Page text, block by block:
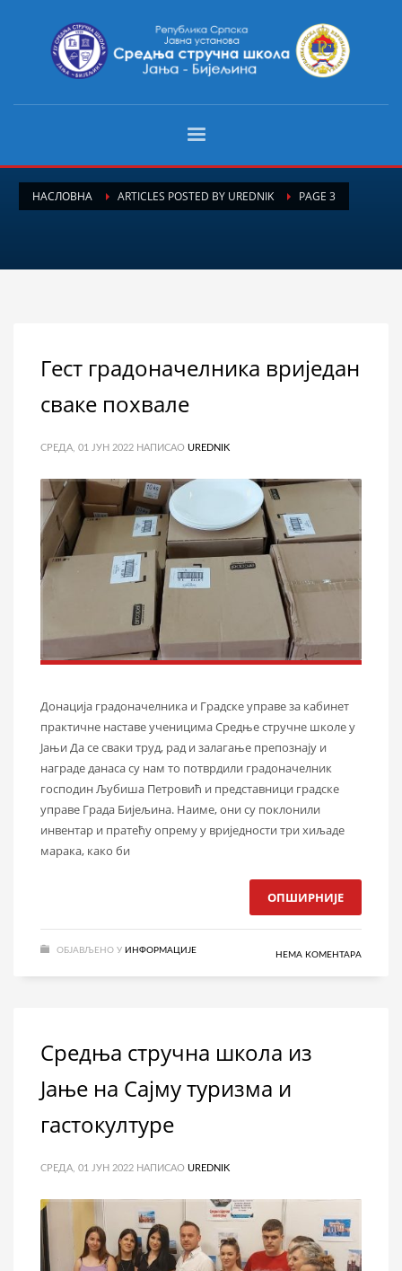
НАСЛОВНА ARTICLES POSTED BY UREDNIK PAGE 3
Гест градоначелника вриједан
сваке похвале
СРЕДА, 01 ЈУН 2022 НАПИСАО UREDNIK
Донација градоначелника и Градске управе за кабинет
практичне наставе ученицима Средње стручне школе у
Јањи Да се сваки труд, рад и залагање препознају и
награде данаса су нам то потврдили градоначелник
господин Љубиша Петровић и представници градске
управе Града Бијељина. Наиме, они су поклонили
инвентар и пратећу опрему у вриједности три хиљаде
марака, како би
ОПШИРНИЈЕ
ОБЈАВЉЕНО У ИНФОРМАЦИЈЕ НЕМА КОМЕНТАРА
Средња стручна школа из
Јање на Сајму туризма и
гастокултуре
СРЕДА, 01 ЈУН 2022 НАПИСАО UREDNIK